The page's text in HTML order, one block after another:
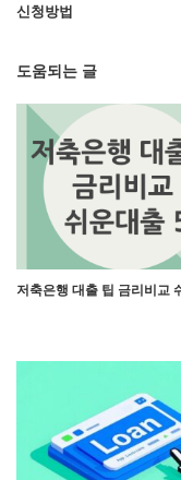
신청방법
도움되는 글
저축은행 대출 팁 금리비교